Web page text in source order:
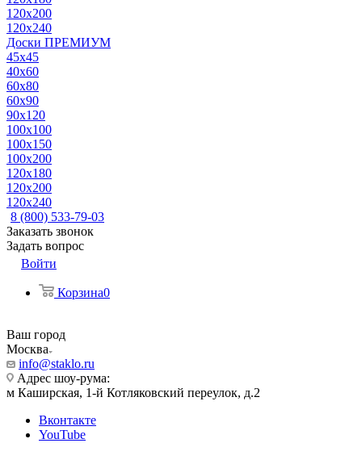
120x200
120x240
Доски ПРЕМИУМ
45x45
40x60
60x80
60x90
90x120
100x100
100x150
100x200
120x180
120x200
120x240
8 (800) 533-79-03
Заказать звонок
Задать вопрос
Войти
Корзина0
Ваш город
Москва
info@staklo.ru
Адрес шоу-рума:
м Каширская, 1-й Котляковский переулок, д.2
Вконтакте
YouTube